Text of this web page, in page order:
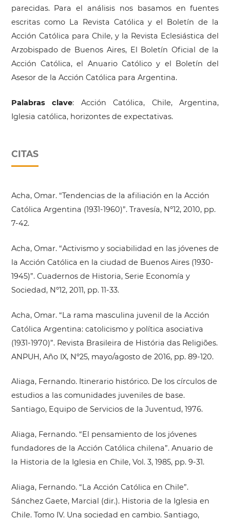
parecidas. Para el análisis nos basamos en fuentes
escritas como La Revista Católica y el Boletín de la
Acción Católica para Chile, y la Revista Eclesiástica del
Arzobispado de Buenos Aires, El Boletín Oficial de la
Acción Católica, el Anuario Católico y el Boletín del
Asesor de la Acción Católica para Argentina.
Palabras clave: Acción Católica, Chile, Argentina,
Iglesia católica, horizontes de expectativas.
CITAS
Acha, Omar. “Tendencias de la afiliación en la Acción
Católica Argentina (1931-1960)”. Travesía, Nº12, 2010, pp.
7-42.
Acha, Omar. “Activismo y sociabilidad en las jóvenes de
la Acción Católica en la ciudad de Buenos Aires (1930-
1945)”. Cuadernos de Historia, Serie Economía y
Sociedad, Nº12, 2011, pp. 11-33.
Acha, Omar. “La rama masculina juvenil de la Acción
Católica Argentina: catolicismo y política asociativa
(1931-1970)”. Revista Brasileira de História das Religiões.
ANPUH, Año IX, Nº25, mayo/agosto de 2016, pp. 89-120.
Aliaga, Fernando. Itinerario histórico. De los círculos de
estudios a las comunidades juveniles de base.
Santiago, Equipo de Servicios de la Juventud, 1976.
Aliaga, Fernando. “El pensamiento de los jóvenes
fundadores de la Acción Católica chilena”. Anuario de
la Historia de la Iglesia en Chile, Vol. 3, 1985, pp. 9-31.
Aliaga, Fernando. “La Acción Católica en Chile”.
Sánchez Gaete, Marcial (dir.). Historia de la Iglesia en
Chile. Tomo IV. Una sociedad en cambio. Santiago,